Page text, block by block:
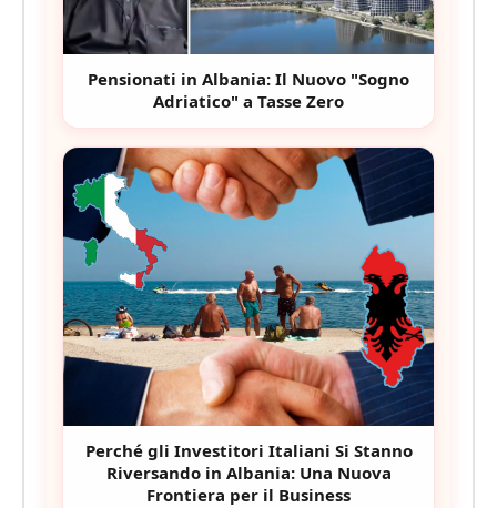
Pensionati in Albania: Il Nuovo "Sogno
Adriatico" a Tasse Zero
Perché gli Investitori Italiani Si Stanno
Riversando in Albania: Una Nuova
Frontiera per il Business